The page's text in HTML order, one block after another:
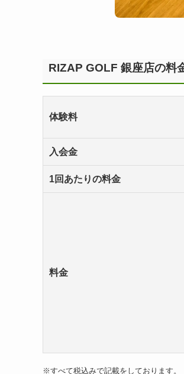
RIZAP GOLF 銀座店の料
体験料
入会金
1回あたりの料金
料金
※すべて税込みで記載をしております。